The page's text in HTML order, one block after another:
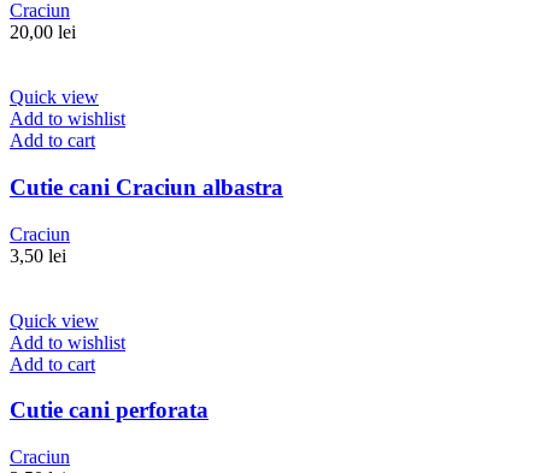
Craciun
20,00 lei
Quick view
Add to wishlist
Add to cart
Cutie cani Craciun albastra
Craciun
3,50 lei
Quick view
Add to wishlist
Add to cart
Cutie cani perforata
Craciun